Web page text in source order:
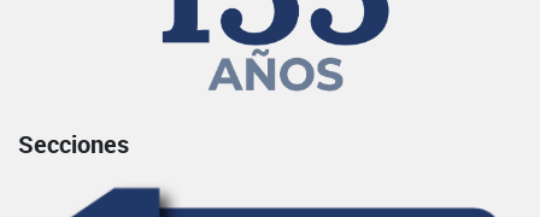
Secciones